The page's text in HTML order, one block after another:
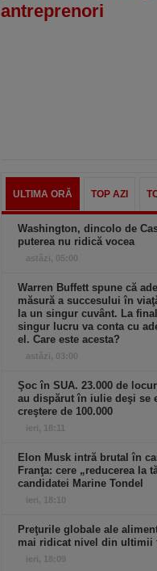
antreprenori
ULTIMA ORĂ TOP AZI
Washington, dincolo de
puterea nu ridică vocea
astăzi, 05:00
Warren Buffett spune că
măsură a succesului în
la un singur cuvânt. La
singur lucru va conta cu
el. Care este acesta?
astăzi, 03:00
Şoc în SUA. 23.000 de
au dispărut în iulie deşi se
creştere de 100.000
ieri, 18:11
Elon Musk intră brutal în
Franţa: cere „reducerea la
candidatei Marine Tondel
ieri, 18:10
Preţurile globale ale
mai ridicat nivel din ultimii
ieri, 18:09